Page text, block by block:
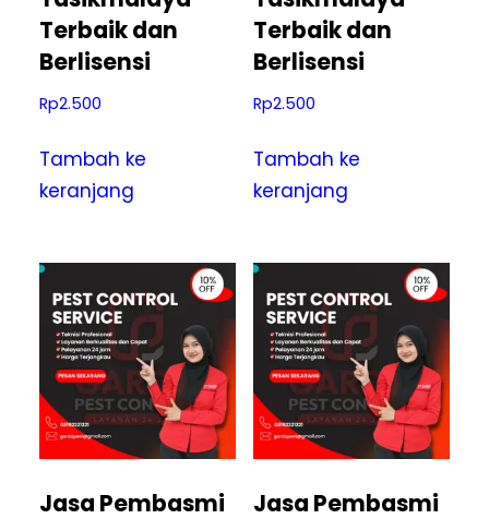
Terbaik dan
Berlisensi
Rp2.500
Tambah ke
keranjang
Terbaik dan
Berlisensi
Rp2.500
Tambah ke
keranjang
Jasa Pembasmi
Jasa Pembasmi